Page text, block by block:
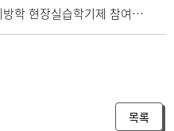
2026학년도 하계방학 현장실습학기제 참여자 모집 (펄어비스)
목록